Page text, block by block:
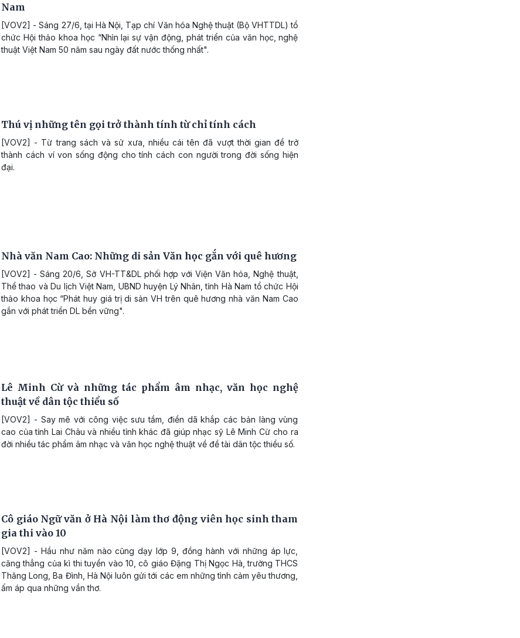
Nam
[VOV2] - Sáng 27/6, tại Hà Nội, Tạp chí Văn hóa Nghệ thuật (Bộ VHTTDL) tổ
chức Hội thảo khoa học “Nhìn lại sự vận động, phát triển của văn học, nghệ
thuật Việt Nam 50 năm sau ngày đất nước thống nhất".
Thú vị những tên gọi trở thành tính từ chỉ tính cách
[VOV2] - Từ trang sách và sử xưa, nhiều cái tên đã vượt thời gian để trở
thành cách ví von sống động cho tính cách con người trong đời sống hiện
đại.
Nhà văn Nam Cao: Những di sản Văn học gắn với quê hương
[VOV2] - Sáng 20/6, Sở VH-TT&DL phối hợp với Viện Văn hóa, Nghệ thuật,
Thể thao và Du lịch Việt Nam, UBND huyện Lý Nhân, tỉnh Hà Nam tổ chức Hội
thảo khoa học “Phát huy giá trị di sản VH trên quê hương nhà văn Nam Cao
gắn với phát triển DL bền vững".
Lê Minh Cừ và những tác phẩm âm nhạc, văn học nghệ
thuật về dân tộc thiểu số
[VOV2] - Say mê với công việc sưu tầm, điền dã khắp các bản làng vùng
cao của tỉnh Lai Châu và nhiều tỉnh khác đã giúp nhạc sỹ Lê Minh Cừ cho ra
đời nhiều tác phẩm âm nhạc và văn học nghệ thuật về đề tài dân tộc thiểu số.
Cô giáo Ngữ văn ở Hà Nội làm thơ động viên học sinh tham
gia thi vào 10
[VOV2] - Hầu như năm nào cũng dạy lớp 9, đồng hành với những áp lực,
căng thẳng của kì thi tuyển vào 10, cô giáo Đặng Thị Ngọc Hà, trường THCS
Thăng Long, Ba Đình, Hà Nội luôn gửi tới các em những tình cảm yêu thương,
ấm áp qua những vần thơ.